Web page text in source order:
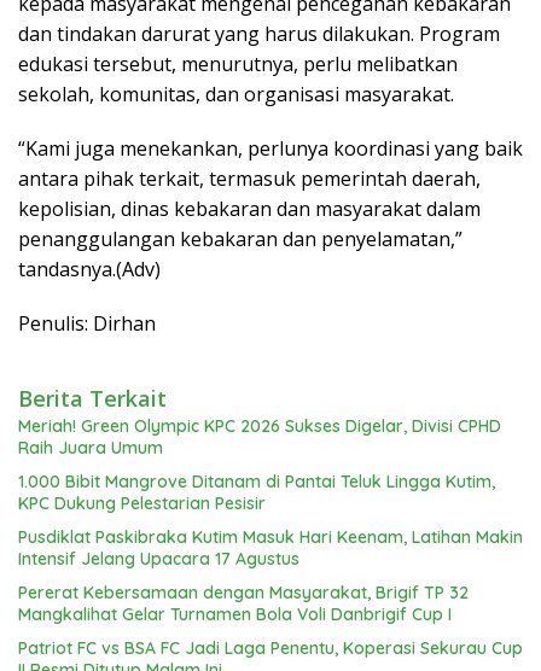
dan tindakan darurat yang harus dilakukan. Program
edukasi tersebut, menurutnya, perlu melibatkan
sekolah, komunitas, dan organisasi masyarakat.
“Kami juga menekankan, perlunya koordinasi yang baik
antara pihak terkait, termasuk pemerintah daerah,
kepolisian, dinas kebakaran dan masyarakat dalam
penanggulangan kebakaran dan penyelamatan,”
tandasnya.(Adv)
Penulis: Dirhan
Berita Terkait
Meriah! Green Olympic KPC 2026 Sukses Digelar, Divisi CPHD
Raih Juara Umum
1.000 Bibit Mangrove Ditanam di Pantai Teluk Lingga Kutim,
KPC Dukung Pelestarian Pesisir
Pusdiklat Paskibraka Kutim Masuk Hari Keenam, Latihan Makin
Intensif Jelang Upacara 17 Agustus
Pererat Kebersamaan dengan Masyarakat, Brigif TP 32
Mangkalihat Gelar Turnamen Bola Voli Danbrigif Cup I
Patriot FC vs BSA FC Jadi Laga Penentu, Koperasi Sekurau Cup